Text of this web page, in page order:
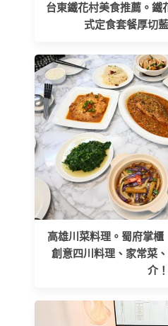
台東鐵花村美食推薦。鐵
式定食套餐厚切
高雄川菜料理。蜀府掌櫃
創意四川料理、家常菜
介！